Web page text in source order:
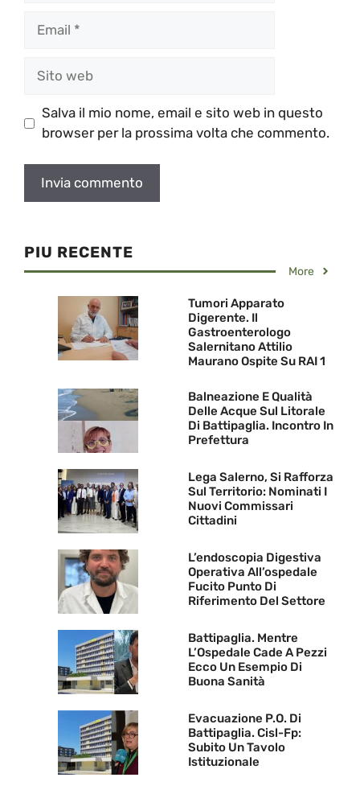
Salva il mio nome, email e sito web in questo
browser per la prossima volta che commento.
PIU RECENTE
More
Tumori Apparato
Digerente. Il
Gastroenterologo
Salernitano Attilio
Maurano Ospite Su RAI 1
Balneazione E Qualità
Delle Acque Sul Litorale
Di Battipaglia. Incontro In
Prefettura
Lega Salerno, Si Rafforza
Sul Territorio: Nominati I
Nuovi Commissari
Cittadini
L’endoscopia Digestiva
Operativa All’ospedale
Fucito Punto Di
Riferimento Del Settore
Battipaglia. Mentre
L’Ospedale Cade A Pezzi
Ecco Un Esempio Di
Buona Sanità
Evacuazione P.O. Di
Battipaglia. Cisl-Fp:
Subito Un Tavolo
Istituzionale